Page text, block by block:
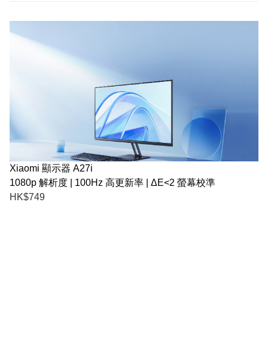
Xiaomi 顯示器 A27i
1080p 解析度 | 100Hz 高更新率 | ΔE<2 螢幕校準
HK$749